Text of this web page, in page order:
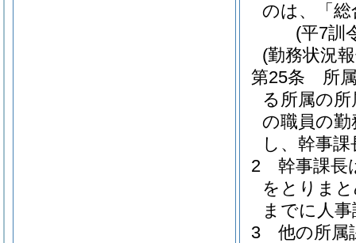
のは、「
(平7訓
(勤務状況
第25条
所
る所属の
の職員の
し、幹事
2
幹事課長
をとりま
までに人
3
他の所属